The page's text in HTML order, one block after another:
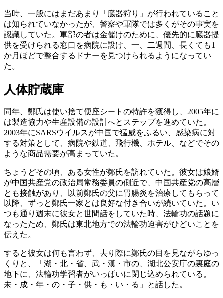
当時、一般にはまだあまり「臓器狩り」が行われていること
は知られていなかったが、警察や軍隊では多くがその事実を
認識していた。軍部の者は金儲けのために、優先的に臓器提
供を受けられる窓口を病院に設け、一、二週間、長くても1
か月ほどで整合するドナーを見つけられるようになってい
た。
人体貯蔵庫
同年、鄭氏は使い捨て便座シートの特許を獲得し、2005年に
は製造協力や生産設備の設計へとステップを進めていた。
2003年にSARSウイルスが中国で猛威をふるい、感染病に対
する対策として、病院や鉄道、飛行機、ホテル、などでその
ような商品需要が高まっていた。
ちょうどその頃、ある女性が鄭氏を訪れていた。彼女は娘婿
が中国共産党の政治局常務委員の側近で、中国共産党の高層
とも接触があり、以前鄭氏の父に胃腸炎を治療してもらって
以降、ずっと鄭氏一家とは良好な付き合いが続いていた。い
つも通り週末に彼女と世間話をしていた時、法輪功の話題に
なったため、鄭氏は東北地方での法輪功迫害がひどいことを
伝えた。
すると彼女は何も言わず、去り際に鄭氏の目を見ながらゆっ
くりと、「湖・北・省、武・漢・市の、湖北公安庁の裏庭の
地下に、法輪功学習者がいっぱいに閉じ込められている。
未・成・年・の・子・供・も・い・る」と話した。